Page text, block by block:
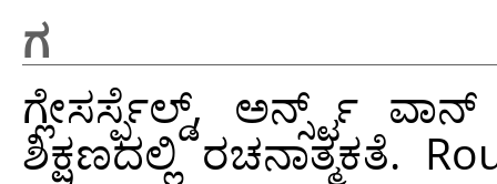
ಗ
ಗ್ಲೇಸರ್ಸ್ಫೆಲ್ಡ್, ಅರ್ನ್ಸ್ಟ್ ವಾನ್
ಶಿಕ್ಷಣದಲ್ಲಿ ರಚನಾತ್ಮಕತೆ.